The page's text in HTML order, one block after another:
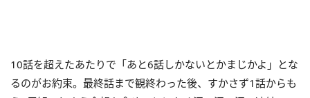
10話を超えたあたりで「あと6話しかないとかまじかよ」とな
るのがお約束。最終話まで観終わった後、すかさず1話からも